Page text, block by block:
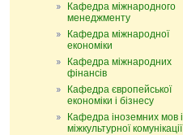
Кафедра міжнародного
менеджменту
Кафедра міжнародної
економіки
Кафедра міжнародних
фінансів
Кафедра європейської
економіки і бізнесу
Кафедра іноземних мов і
міжкультурної комунікації